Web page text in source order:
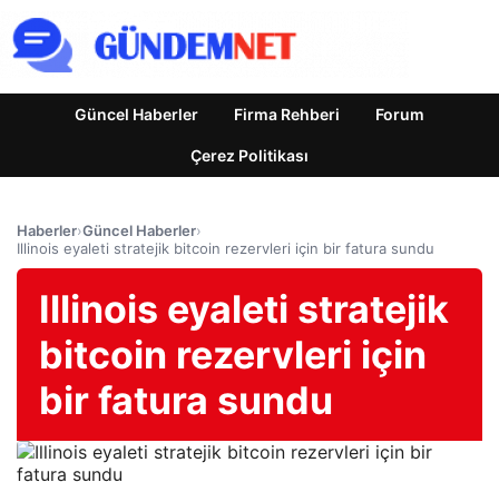
Güncel Haberler Firma Rehberi Forum
Çerez Politikası
Haberler›Güncel Haberler›
Illinois eyaleti stratejik bitcoin rezervleri için bir fatura sundu
Illinois eyaleti stratejik
bitcoin rezervleri için
bir fatura sundu